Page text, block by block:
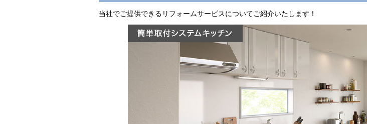
当社でご提供できるリフォームサービスについてご紹介いたします！